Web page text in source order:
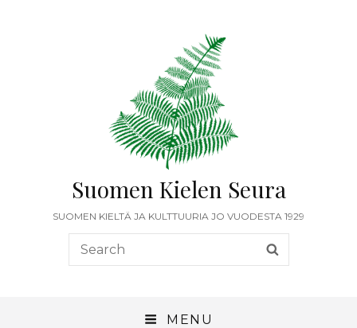
Suomen Kielen Seura
SUOMEN KIELTÄ JA KULTTUURIA JO VUODESTA 1929
Search
for:
MENU